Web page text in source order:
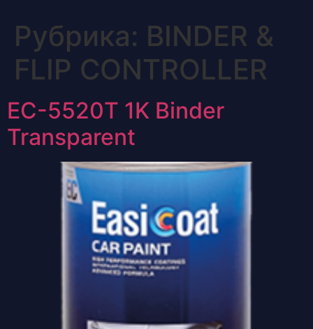
Рубрика: BINDER &
FLIP CONTROLLER
ЕС-5520Т 1K Binder
Transparent